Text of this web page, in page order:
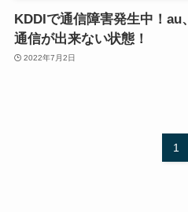
KDDIで通信障害発生中！au
通信が出来ない状態！
2022年7月2日
1